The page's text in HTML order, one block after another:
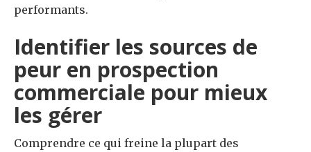
performants.
Identifier les sources de
peur en prospection
commerciale pour mieux
les gérer
Comprendre ce qui freine la plupart des